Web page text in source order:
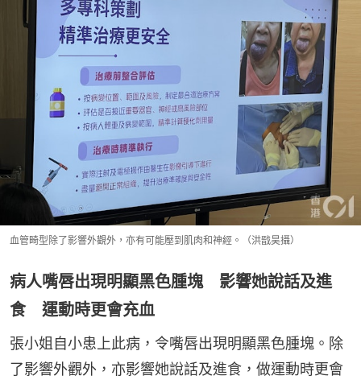
血管畸型除了影響外觀外，亦有可能壓到肌肉和神經。（洪戩昊攝）
病人嘴唇出現明顯黑色腫塊 影響她說話及進
食 運動時更會充血
張小姐自小患上此病，令嘴唇出現明顯黑色腫塊。除
了影響外觀外，亦影響她說話及進食，做運動時更會